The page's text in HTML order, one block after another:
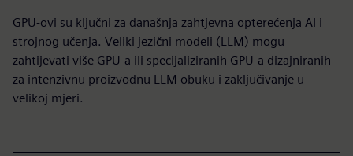
GPU-ovi su ključni za današnja zahtjevna opterećenja AI i
strojnog učenja. Veliki jezični modeli (LLM) mogu
zahtijevati više GPU-a ili specijaliziranih GPU-a dizajniranih
za intenzivnu proizvodnu LLM obuku i zaključivanje u
velikoj mjeri.